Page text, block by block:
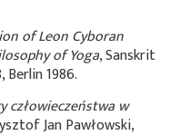
of Leon Cyboran
of Yoga, Sanskrit
Berlin 1986.
człowieczeństwa w
Jan Pawłowski,